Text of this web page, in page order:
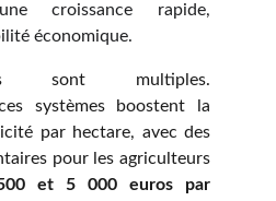
croissance rapide,
économique.
sont multiples.
systèmes boostent la
par hectare, avec des
pour les agriculteurs
et 5 000 euros par